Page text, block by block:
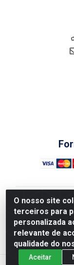
O nosso site
terceiros para
personalizada
relevante de
qualidade do
Aceitar
Nova Boni
- Rua Alice
Janeiro/RJ -